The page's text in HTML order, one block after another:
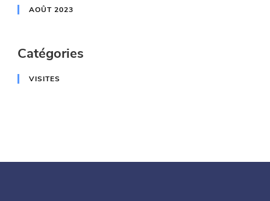
AOÛT 2023
Catégories
VISITES